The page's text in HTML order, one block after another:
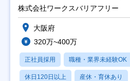
日祝】
株式会社ワークスバリアフリー
大阪府
320万~400万
正社員採用 職種・業界未経験OK
休日120日以上 産休・育休あり